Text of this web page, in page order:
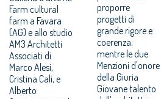
Farm cultural
farm a Favara
(AG) e allo studio
AM3 Architetti
Associati di
Marco Alesi,
Cristina Calì, e
Alberto
proporre
progetti di
grande rigore e
coerenza;
mentre le due
Menzioni d'onore
della Giuria
Giovane talento